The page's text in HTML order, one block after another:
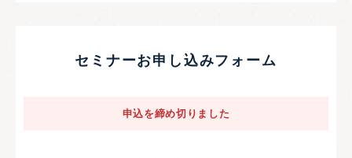
セミナーお申し込みフォーム
申込を締め切りました